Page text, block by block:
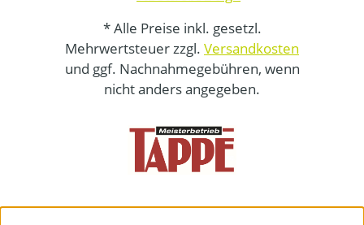
* Alle Preise inkl. gesetzl.
Mehrwertsteuer zzgl. Versandkosten
und ggf. Nachnahmegebühren, wenn
nicht anders angegeben.